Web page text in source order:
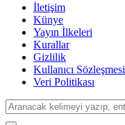
İletişim
Künye
Yayın İlkeleri
Kurallar
Gizlilik
Kullanıcı Sözleşmesi
Veri Politikası